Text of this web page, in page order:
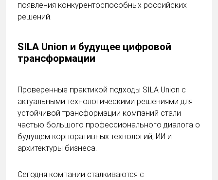
появления конкурентоспособных российских
решений.
SILA Union и будущее цифровой
трансформации
Проверенные практикой подходы SILA Union с
актуальными технологическими решениями для
устойчивой трансформации компаний стали
частью большого профессионального диалога о
будущем корпоративных технологий, ИИ и
архитектуры бизнеса.
Сегодня компании сталкиваются с